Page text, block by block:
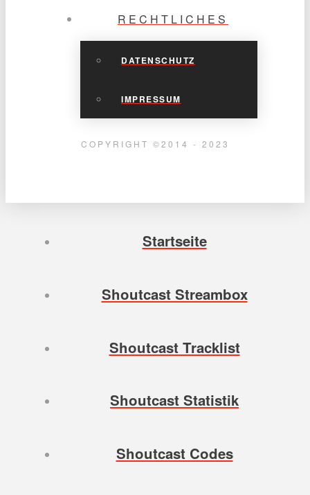
RECHTLICHES
DATENSCHUTZ
IMPRESSUM
COPYRIGHT ©2014 - 2023
Startseite
Shoutcast Streambox
Shoutcast Tracklist
Shoutcast Statistik
Shoutcast Codes